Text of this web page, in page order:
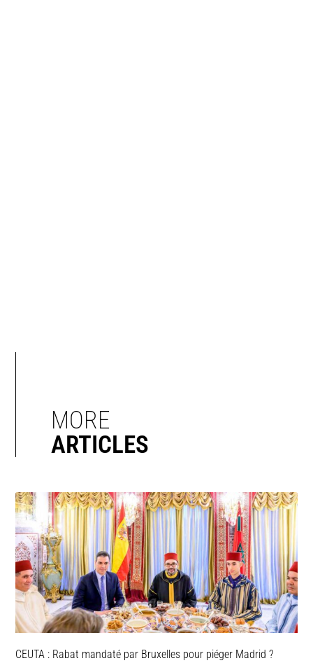
MORE
ARTICLES
CEUTA : Rabat mandaté par Bruxelles pour piéger Madrid ?